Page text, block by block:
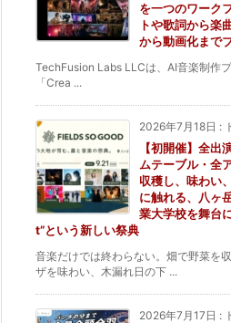
を一つのワーク
トや歌詞から楽
から動画化まで
TechFusion Labs LLCは、AI音楽制作
「Crea ...
2026年7月18日 :
【初開催】全出
ムテーブル・全
収穫し、味わい
に触れる、八ヶ
業大学校を舞台
t”という新しい祭典
音楽だけでは終わらない。畑で野菜を
ザを味わい、木漏れ日の下 ...
2026年7月17日 :